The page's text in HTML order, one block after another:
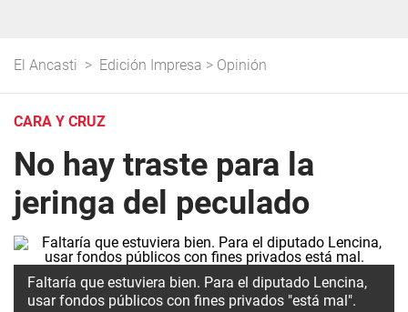
El Ancasti > Edición Impresa > Opinión
CARA Y CRUZ
No hay traste para la
jeringa del peculado
Faltaría que estuviera bien. Para el diputado Lencina,
usar fondos públicos con fines privados "está mal".